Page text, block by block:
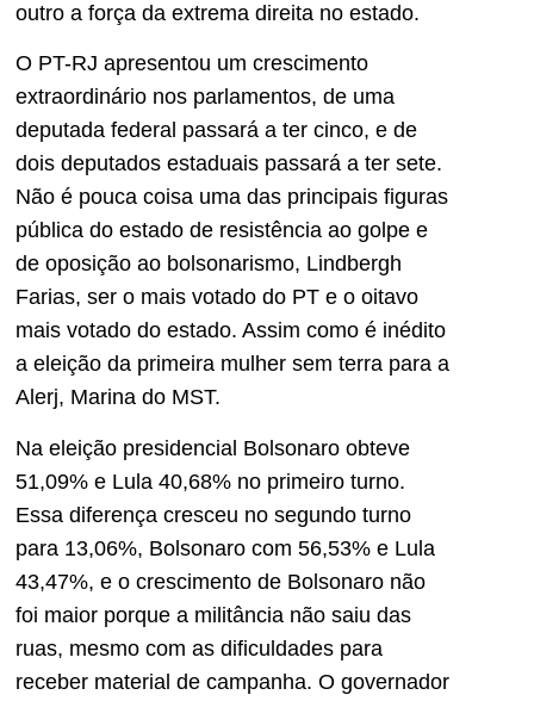
outro a força da extrema direita no estado.
O PT-RJ apresentou um crescimento
extraordinário nos parlamentos, de uma
deputada federal passará a ter cinco, e de
dois deputados estaduais passará a ter sete.
Não é pouca coisa uma das principais figuras
pública do estado de resistência ao golpe e
de oposição ao bolsonarismo, Lindbergh
Farias, ser o mais votado do PT e o oitavo
mais votado do estado. Assim como é inédito
a eleição da primeira mulher sem terra para a
Alerj, Marina do MST.
Na eleição presidencial Bolsonaro obteve
51,09% e Lula 40,68% no primeiro turno.
Essa diferença cresceu no segundo turno
para 13,06%, Bolsonaro com 56,53% e Lula
43,47%, e o crescimento de Bolsonaro não
foi maior porque a militância não saiu das
ruas, mesmo com as dificuldades para
receber material de campanha. O governador